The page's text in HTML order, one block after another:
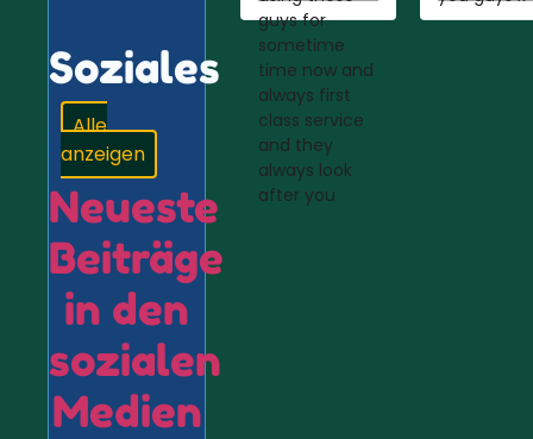
guys for
sometime
time now and
always first
class service
and they
always look
after you
Soziales
Alle
anzeigen
Neueste
Beiträge
in den
sozialen
Medien